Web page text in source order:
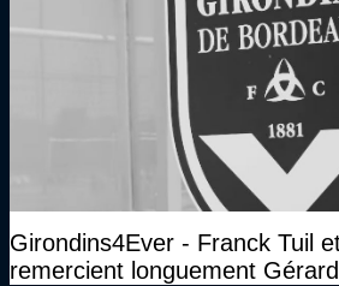
Girondins4Ever - Franck Tuil
remercient longuement